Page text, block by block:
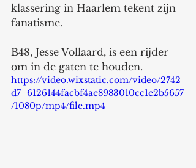
klassering in Haarlem tekent zijn
fanatisme.
B48, Jesse Vollaard, is een rijder
om in de gaten te houden.
https://video.wixstatic.com/video/2742
d7_6126144facbf4ae8983010cc1e2b5657
/1080p/mp4/file.mp4